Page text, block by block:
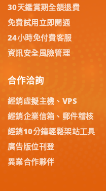
30天鑑賞期全額退費
免費試用立即開通
24小時免付費客服
資訊安全風險管理
合作洽詢
經銷虛擬主機、VPS
經銷企業信箱、郵件稽核
經銷10分鐘輕鬆架站工具
廣告版位刊登
異業合作夥伴